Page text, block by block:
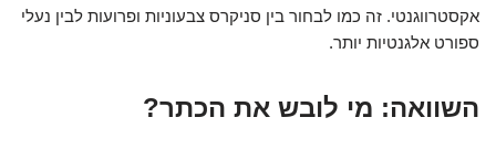
אקסטרווגנטי. זה כמו לבחור בין סניקרס צבעוניות ופרועות לבין נעלי
ספורט אלגנטיות יותר.
השוואה: מי לובש את הכתר?